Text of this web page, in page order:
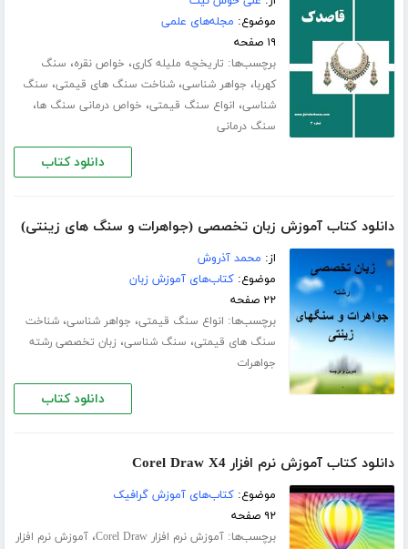
موضوع: مجله‌های علمی
۱۹ صفحه
برچسب‌ها: تاریخچه ملیله کاری، خواص نقره، سنگ
کهربا، جواهر شناسی،شناخت سنگ های قیمتی، سنگ
شناسی، انواع سنگ قیمتی، خواص درمانی سنگ ها،
سنگ درمانی
دانلود کتاب
دانلود کتاب آموزش زبان تخصصی (جواهرات و سنگ های زینتی)
از: محمد آذروش
موضوع:کتاب‌های آموزش زبان
۲۲ صفحه
برچسب‌ها: انواع سنگ قیمتی، جواهر شناسی،شناخت
سنگ های قیمتی، سنگ شناسی، زبان تخصصی رشته
جواهرات
دانلود کتاب
دانلود کتاب آموزش نرم افزار Corel Draw X4
موضوع:کتاب‌های آموزش گرافیک
۹۲ صفحه
برچسب‌ها:آموزش نرم افزار Corel Draw ،آموزش نرم افزار